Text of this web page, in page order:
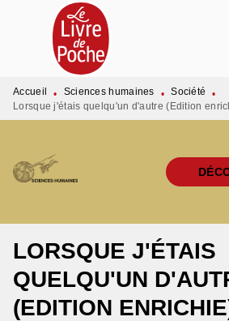
MENU RECHERCHE
PIED DE PAGE
Accueil • Sciences humaines • Société
•
Lorsque j'étais quelqu'un d'autre (Edition
LORSQUE J'ÉTAIS
QUELQU'UN
(EDITION